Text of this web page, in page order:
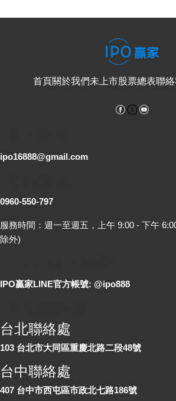
首頁關於我們未上市股票總表聯
ipo16888@gmail.com
0960-550-797
服務時間：週一至週五，上午 9:00 - 下午
除外)
IPO贏家LINE官方帳號: @ipo888
台北聯絡處
103 台北市大同區重慶北路二段48號
台中聯絡處
407 台中市西屯區市政北七路186號